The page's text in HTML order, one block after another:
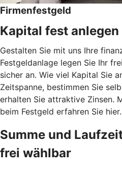
Firmenfestgeld
Kapital fest anlegen
Gestalten Sie mit uns Ihre
Festgeldanlage legen Sie Ihr
sicher an. Wie viel Kapital Sie
Zeitspanne, bestimmen Sie
erhalten Sie attraktive Zinsen.
beim Festgeld erfahren Sie hier.
Summe und
frei wählbar